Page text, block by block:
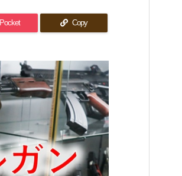
Pocket Copy